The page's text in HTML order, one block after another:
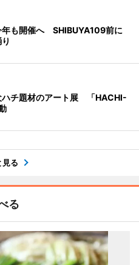
年も開催へ SHIBUYA109前に
ハチ題材のアート展 「HACHI-
見る
る